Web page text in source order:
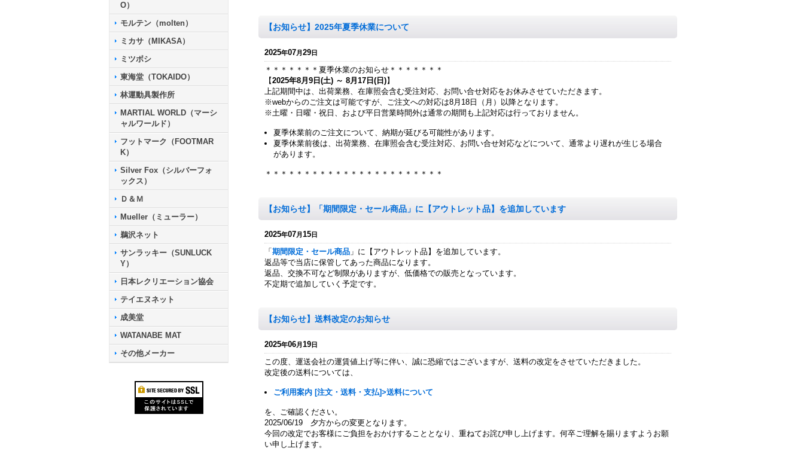
O）
モルテン（molten）
ミカサ（MIKASA）
ミツボシ
東海堂（TOKAIDO）
林運動具製作所
MARTIAL WORLD（マーシ
ャルワールド）
フットマーク（FOOTMAR
K）
Silver Fox（シルバーフォ
ックス）
Ｄ＆Ｍ
Mueller（ミューラー）
鵜沢ネット
サンラッキー（SUNLUCK
Y）
日本レクリエーション協会
テイエヌネット
成美堂
WATANABE MAT
その他メーカー
【お知らせ】2025年夏季休業について
2025年07月29日
＊＊＊＊＊＊＊夏季休業のお知らせ＊＊＊＊＊＊＊
【2025年8月9日(土) ～ 8月17日(日)】
上記期間中は、出荷業務、在庫照会含む受注対応、お問い合せ対応をお休みさせていただきます。
※webからのご注文は可能ですが、ご注文への対応は8月18日（月）以降となります。
※土曜・日曜・祝日、および平日営業時間外は通常の期間も上記対応は行っておりません。
夏季休業前のご注文について、納期が延びる可能性があります。
夏季休業前後は、出荷業務、在庫照会含む受注対応、お問い合せ対応などについて、通常より遅れが生じる場合
があります。
＊＊＊＊＊＊＊＊＊＊＊＊＊＊＊＊＊＊＊＊＊＊＊
【お知らせ】「期間限定・セール商品」に【アウトレット品】を追加しています
2025年07月15日
「 期間限定・セール商品 」に【アウトレット品】を追加しています。
返品等で当店に保管してあった商品になります。
返品、交換不可など制限がありますが、低価格での販売となっています。
不定期で追加していく予定です。
【お知らせ】送料改定のお知らせ
2025年06月19日
この度、運送会社の運賃値上げ等に伴い、誠に恐縮ではございますが、送料の改定をさせていただきました。
改定後の送料については、
ご利用案内 [注文・送料・支払]>送料について
を、ご確認ください。
2025/06/19 夕方からの変更となります。
今回の改定でお客様にご負担をおかけすることとなり、重ねてお詫び申し上げます。何卒ご理解を賜りますようお願
い申し上げます。